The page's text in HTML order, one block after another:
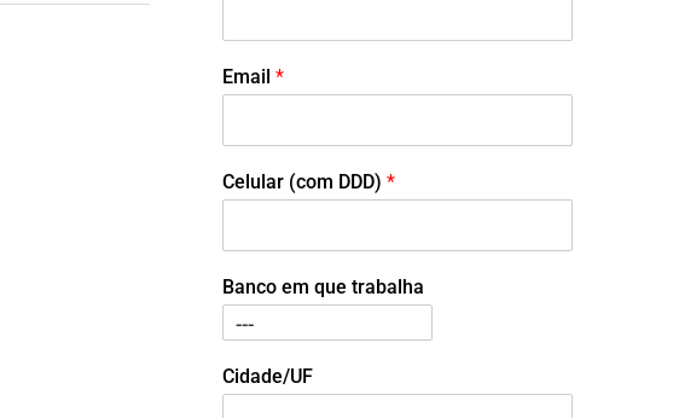
Email *
Celular (com DDD) *
Banco em que trabalha
Cidade/UF